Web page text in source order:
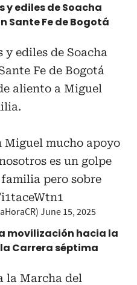
y ediles de Soacha
Sante Fe de Bogotá
y ediles de Soacha
Fe de Bogotá
aliento a Miguel
Miguel mucho apoyo
es un golpe
pero sobre
June 15, 2025
movilización hacia la
Carrera séptima
la Marcha del